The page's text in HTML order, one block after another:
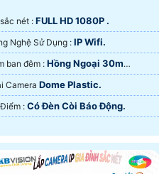
sắc nét : FULL HD 1080P .
⚜️ Công Nghệ Sử Dụng : IP Wifi.
🔦 Xem ban đêm : Hồng Ngoại 30m
Camera Dome Plastic.
️📢 Ưu Điểm : Có Ðèn Còi Báo Động.